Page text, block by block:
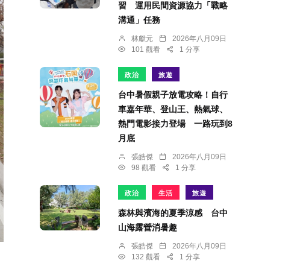
習 運用民間資源協力「戰略
溝通」任務
林獻元
2026年八月09日
101 觀看
1 分享
政治 旅遊
台中暑假親子放電攻略！自行
車嘉年華、登山王、熱氣球、
熱門電影接力登場 一路玩到8
月底
張皓傑
2026年八月09日
98 觀看
1 分享
政治 生活 旅遊
森林與濱海的夏季涼感 台中
山海露營消暑趣
張皓傑
2026年八月09日
132 觀看
1 分享